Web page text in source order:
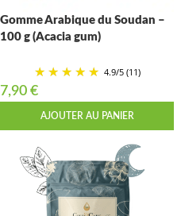
Gomme Arabique du Soudan –
100 g (Acacia gum)
4.9/5 (11)
7,90 €
AJOUTER AU PANIER